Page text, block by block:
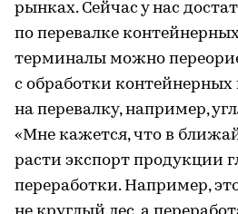
рынках. Сейчас у нас
по перевалке
терминалы можно
с обработки контейнерных
на перевалку, например,
«Мне кажется, что в
расти экспорт продукции
переработки. Например,